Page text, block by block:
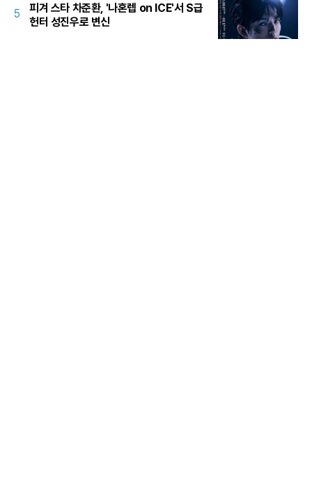
5
피겨 스타 차준환, '나혼렙 on ICE'서 S급
헌터 성진우로 변신